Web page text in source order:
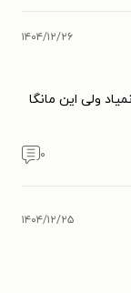
۱۴۰۴/۱۲/۲۶
ولی این مانگا
۰
۱۴۰۴/۱۲/۲۵